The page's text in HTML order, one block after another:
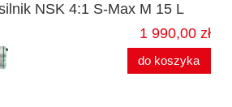
NSK 4:1 S-Max M 15 L
1 990,00 zł
do koszyka